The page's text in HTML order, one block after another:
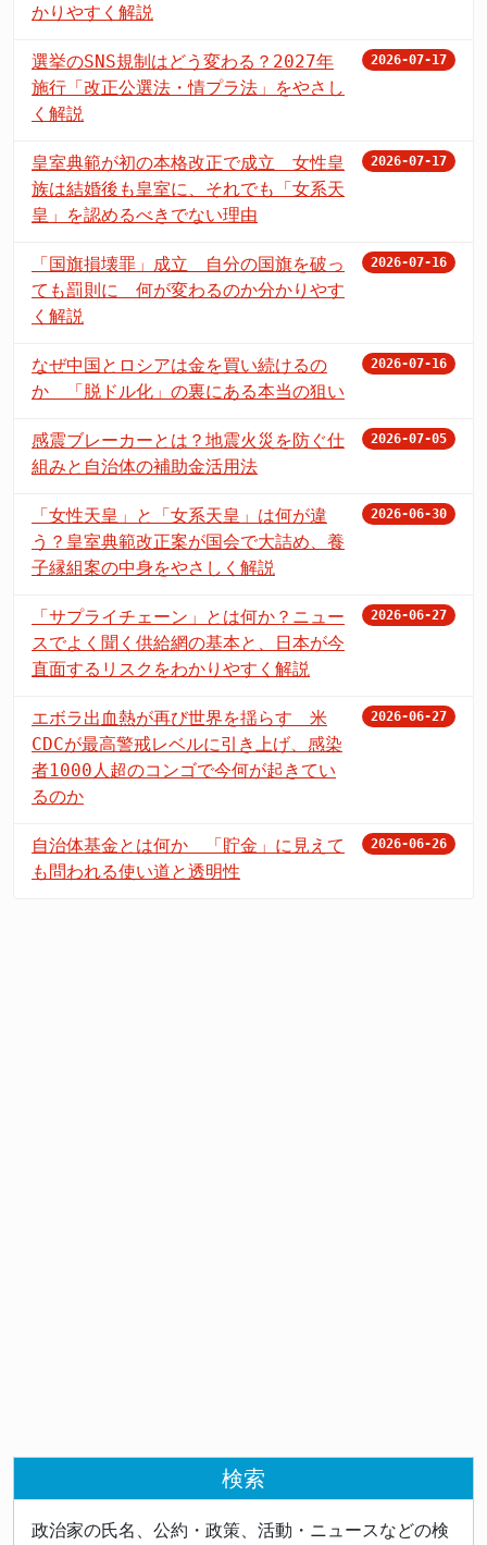
かりやすく解説
選挙のSNS規制はどう変わる？2027年
施行「改正公選法・情プラ法」をやさし
く解説
2026-07-17
皇室典範が初の本格改正で成立 女性皇
族は結婚後も皇室に、それでも「女系天
皇」を認めるべきでない理由
2026-07-17
「国旗損壊罪」成立 自分の国旗を破っ
ても罰則に 何が変わるのか分かりやす
く解説
2026-07-16
なぜ中国とロシアは金を買い続けるの
か 「脱ドル化」の裏にある本当の狙い
2026-07-16
感震ブレーカーとは？地震火災を防ぐ仕
組みと自治体の補助金活用法
2026-07-05
「女性天皇」と「女系天皇」は何が違
う？皇室典範改正案が国会で大詰め、養
子縁組案の中身をやさしく解説
2026-06-30
「サプライチェーン」とは何か？ニュー
スでよく聞く供給網の基本と、日本が今
直面するリスクをわかりやすく解説
2026-06-27
エボラ出血熱が再び世界を揺らす 米
CDCが最高警戒レベルに引き上げ、感染
者1000人超のコンゴで今何が起きてい
るのか
2026-06-27
自治体基金とは何か 「貯金」に見えて
も問われる使い道と透明性
2026-06-26
検索
政治家の氏名、公約・政策、活動・ニュースなどの検